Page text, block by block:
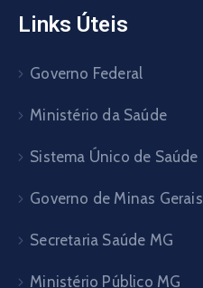
Links Úteis
Governo Federal
Ministério da Saúde
Sistema Único de Saúde
Governo de Minas Gerais
Secretaria Saúde MG
Ministério Público MG